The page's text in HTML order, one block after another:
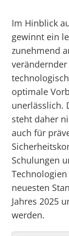
Im Hinblick
gewinnt ein
zunehmend
optimale
unerlässlich.
steht daher
auch für
Schulungen
neuesten
Jahres 2025
werden.